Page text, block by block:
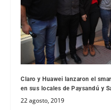
Claro y Huawei lanzaron el
en sus locales de Paysandú y
22 agosto, 2019